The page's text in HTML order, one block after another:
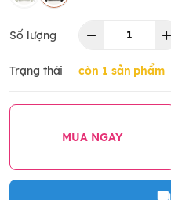
Số lượng
Trạng thái còn 1 sản phẩm
MUA NGAY